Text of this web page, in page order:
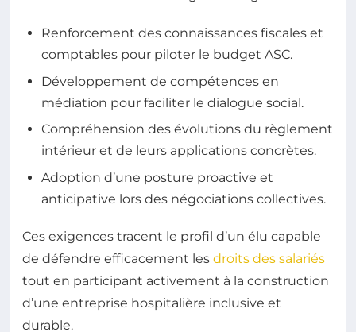
Renforcement des connaissances fiscales et
comptables pour piloter le budget ASC.
Développement de compétences en
médiation pour faciliter le dialogue social.
Compréhension des évolutions du règlement
intérieur et de leurs applications concrètes.
Adoption d’une posture proactive et
anticipative lors des négociations collectives.
Ces exigences tracent le profil d’un élu capable
de défendre efficacement les droits des salariés
tout en participant activement à la construction
d’une entreprise hospitalière inclusive et
durable.